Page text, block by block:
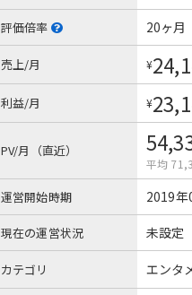
評価倍率 20ヶ月
売上/月 ¥
利益/月 ¥
PV/月（直近）
平均
運営開始時期 2019年
現在の運営状況 未設定
カテゴリ エンタ